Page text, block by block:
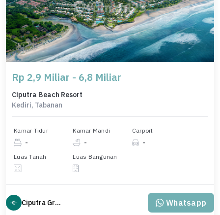
Rp 2,9 Miliar - 6,8 Miliar
Ciputra Beach Resort
Kediri, Tabanan
Kamar Tidur
-
Kamar Mandi
-
Carport
-
Luas Tanah Luas Bangunan
Ciputra Group Whatsapp